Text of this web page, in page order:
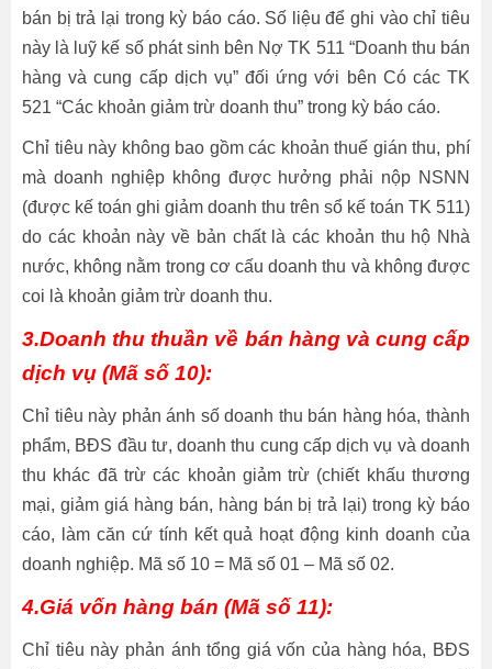
bán bị trả lại trong kỳ báo cáo. Số liệu để ghi vào chỉ tiêu
này là luỹ kế số phát sinh bên Nợ TK 511 “Doanh thu bán
hàng và cung cấp dịch vụ” đối ứng với bên Có các TK
521 “Các khoản giảm trừ doanh thu” trong kỳ báo cáo.
Chỉ tiêu này không bao gồm các khoản thuế gián thu, phí
mà doanh nghiệp không được hưởng phải nộp NSNN
(được kế toán ghi giảm doanh thu trên sổ kế toán TK 511)
do các khoản này về bản chất là các khoản thu hộ Nhà
nước, không nằm trong cơ cấu doanh thu và không được
coi là khoản giảm trừ doanh thu.
3.Doanh thu thuần về bán hàng và cung cấp
dịch vụ (Mã số 10):
Chỉ tiêu này phản ánh số doanh thu bán hàng hóa, thành
phẩm, BĐS đầu tư, doanh thu cung cấp dịch vụ và doanh
thu khác đã trừ các khoản giảm trừ (chiết khấu thương
mại, giảm giá hàng bán, hàng bán bị trả lại) trong kỳ báo
cáo, làm căn cứ tính kết quả hoạt động kinh doanh của
doanh nghiệp. Mã số 10 = Mã số 01 – Mã số 02.
4.Giá vốn hàng bán (Mã số 11):
Chỉ tiêu này phản ánh tổng giá vốn của hàng hóa, BĐS